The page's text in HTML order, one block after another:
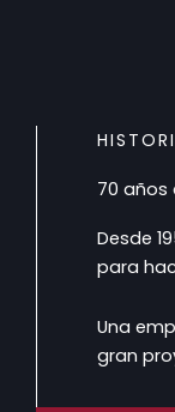
70 años
Desde
para
Una
gran